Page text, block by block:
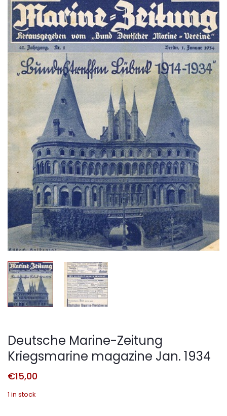
Deutsche Marine-Zeitung
Kriegsmarine magazine Jan. 1934
€15,00
1 in stock